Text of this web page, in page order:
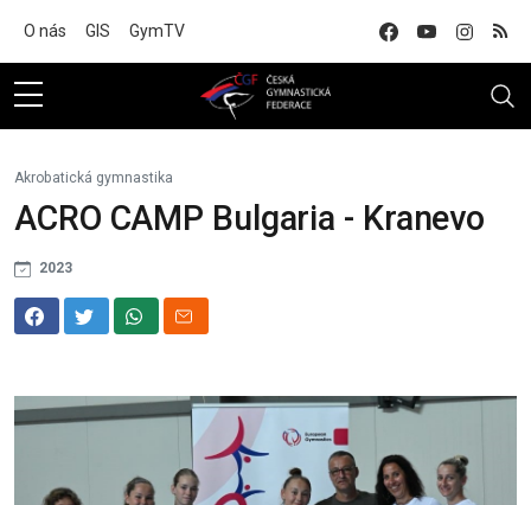
O nás GIS GymTV
Akrobatická gymnastika
ACRO CAMP Bulgaria - Kranevo
2023